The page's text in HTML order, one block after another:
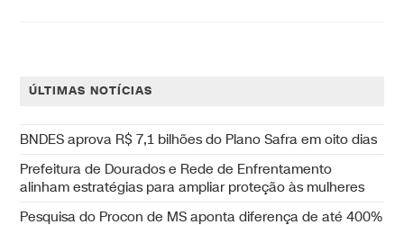
ÚLTIMAS NOTÍCIAS
BNDES aprova R$ 7,1 bilhões do Plano Safra em oito dias
Prefeitura de Dourados e Rede de Enfrentamento
alinham estratégias para ampliar proteção às mulheres
Pesquisa do Procon de MS aponta diferença de até 400%